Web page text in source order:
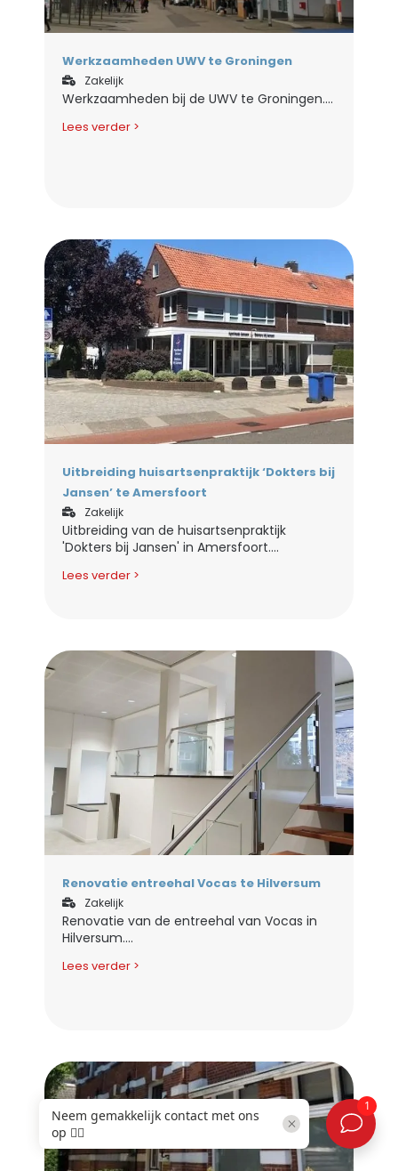
Werkzaamheden UWV te Groningen
Zakelijk
Werkzaamheden bij de UWV te Groningen....
Lees verder >
Uitbreiding huisartsenpraktijk ‘Dokters bij
Jansen’ te Amersfoort
Zakelijk
Uitbreiding van de huisartsenpraktijk
'Dokters bij Jansen' in Amersfoort....
Lees verder >
Renovatie entreehal Vocas te Hilversum
Zakelijk
Renovatie van de entreehal van Vocas in
Hilversum....
Lees verder >